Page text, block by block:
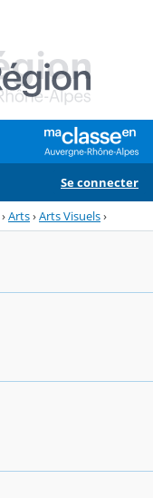
Se connecter
›Arts›Arts Visuels›